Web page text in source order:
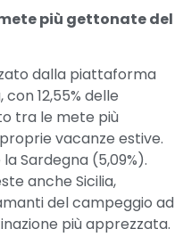
più gettonate del
dalla piattaforma
12,55% delle
tra le mete più
vacanze estive.
Sardegna (5,09%).
anche Sicilia,
del campeggio ad
più apprezzata.